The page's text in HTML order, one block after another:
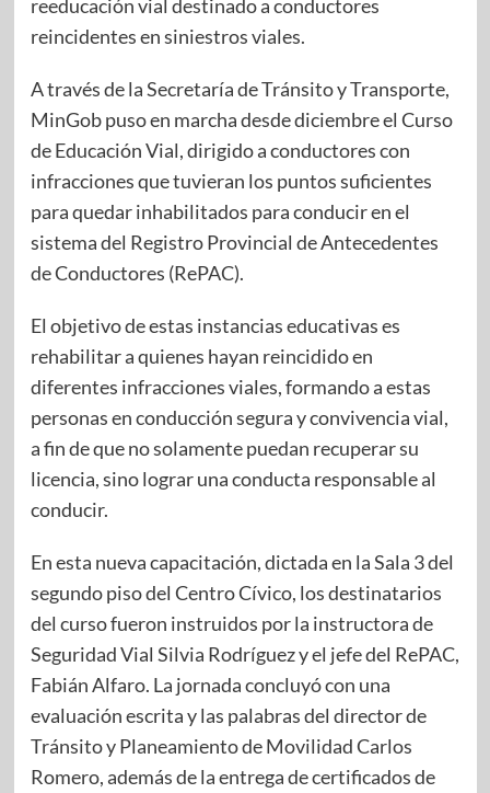
reeducación vial destinado a conductores
reincidentes en siniestros viales.
A través de la Secretaría de Tránsito y Transporte,
MinGob puso en marcha desde diciembre el Curso
de Educación Vial, dirigido a conductores con
infracciones que tuvieran los puntos suficientes
para quedar inhabilitados para conducir en el
sistema del Registro Provincial de Antecedentes
de Conductores (RePAC).
El objetivo de estas instancias educativas es
rehabilitar a quienes hayan reincidido en
diferentes infracciones viales, formando a estas
personas en conducción segura y convivencia vial,
a fin de que no solamente puedan recuperar su
licencia, sino lograr una conducta responsable al
conducir.
En esta nueva capacitación, dictada en la Sala 3 del
segundo piso del Centro Cívico, los destinatarios
del curso fueron instruidos por la instructora de
Seguridad Vial Silvia Rodríguez y el jefe del RePAC,
Fabián Alfaro. La jornada concluyó con una
evaluación escrita y las palabras del director de
Tránsito y Planeamiento de Movilidad Carlos
Romero, además de la entrega de certificados de